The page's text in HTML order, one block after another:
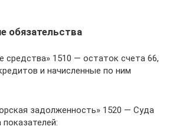
обязательства
средства» 1510 — остаток счета 66,
и начисленные по ним
задолженность» 1520 — Суда